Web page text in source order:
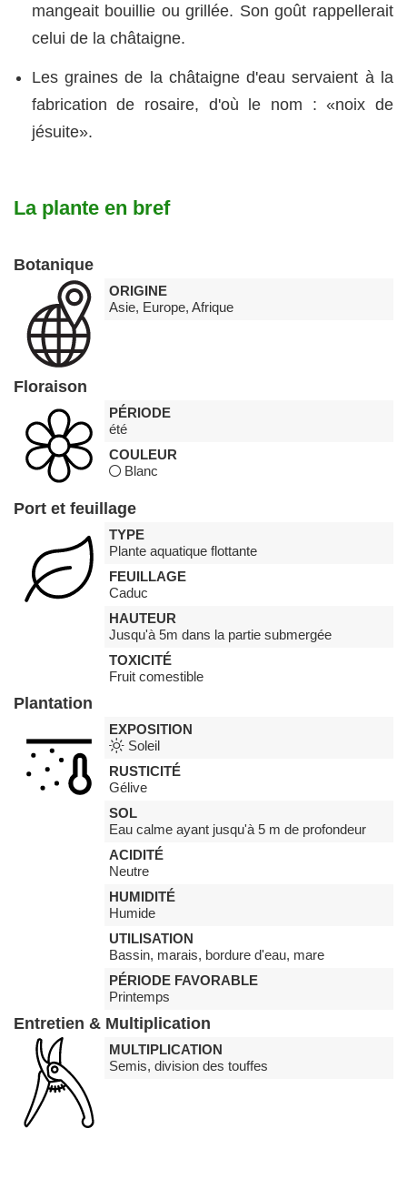
mangeait bouillie ou grillée. Son goût rappellerait
celui de la châtaigne.
Les graines de la châtaigne d'eau servaient à la
fabrication de rosaire, d'où le nom : «noix de
jésuite».
La plante en bref
Botanique
ORIGINE
Asie, Europe, Afrique
Floraison
PÉRIODE
été
COULEUR
Blanc
Port et feuillage
TYPE
Plante aquatique flottante
FEUILLAGE
Caduc
HAUTEUR
Jusqu'à 5m dans la partie submergée
TOXICITÉ
Fruit comestible
Plantation
EXPOSITION
Soleil
RUSTICITÉ
Gélive
SOL
Eau calme ayant jusqu'à 5 m de profondeur
ACIDITÉ
Neutre
HUMIDITÉ
Humide
UTILISATION
Bassin, marais, bordure d'eau, mare
PÉRIODE FAVORABLE
Printemps
Entretien & Multiplication
MULTIPLICATION
Semis, division des touffes